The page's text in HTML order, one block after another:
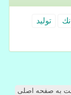
تولید
به صفحه اصلی